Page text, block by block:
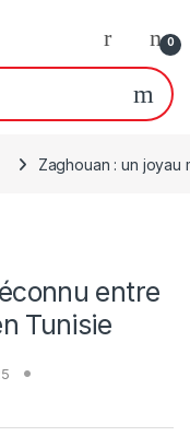
0
Zaghouan : un joyau
entre
Tunisie